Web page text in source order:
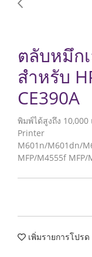
ตลับหมึก
สำหรับ
CE390A
พิมพ์ได้สูงถึง
Printer
M601n/M601dn/
MFP/M4555f MFP/
เพิ่มรายการโปรด